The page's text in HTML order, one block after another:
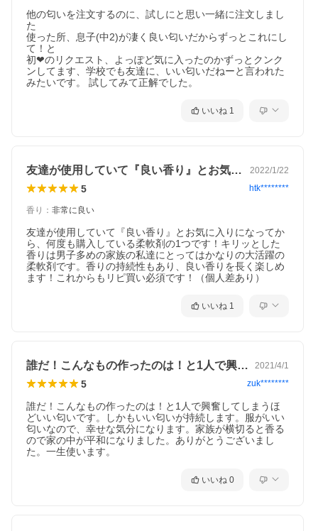
他の匂いを注文するのに、試しにと思い一緒に注文しまし
た
使った所、息子(中2)が凄く良い匂いだからずっとこれにし
て！と
初❤のリクエスト、よっぽど気に入ったのかずっとクンク
ンしてます、学校でも友達に、いい匂いだねーと言われた
みたいです。 試してみて正解でした。
いいね 1
友達が使用していて『良い香り』とお気に… 2022/1/22
5 htk********
香り ： 非常に良い
友達が使用していて『良い香り』とお気に入りになってか
ら、何度も購入している柔軟剤の1つです！キリッとした
香りは男子多めの家族の私達にとってはかなりの大活躍の
柔軟剤です。香りの持続性もあり、良い香りを長く楽しめ
ます！これからもリピ買い必須です！（個人差あり）
いいね 1
誰だ！こんなもの作ったのは！と1人で興… 2021/4/1
5 zuk********
誰だ！こんなもの作ったのは！と1人で興奮してしまうほ
どいい匂いです。しかもいい匂いが持続します。服がいい
匂いなので、幸せな気分になります。家族が横切ると香る
ので家の中が平和になりました。ありがとうございまし
た。一生使います。
いいね 0